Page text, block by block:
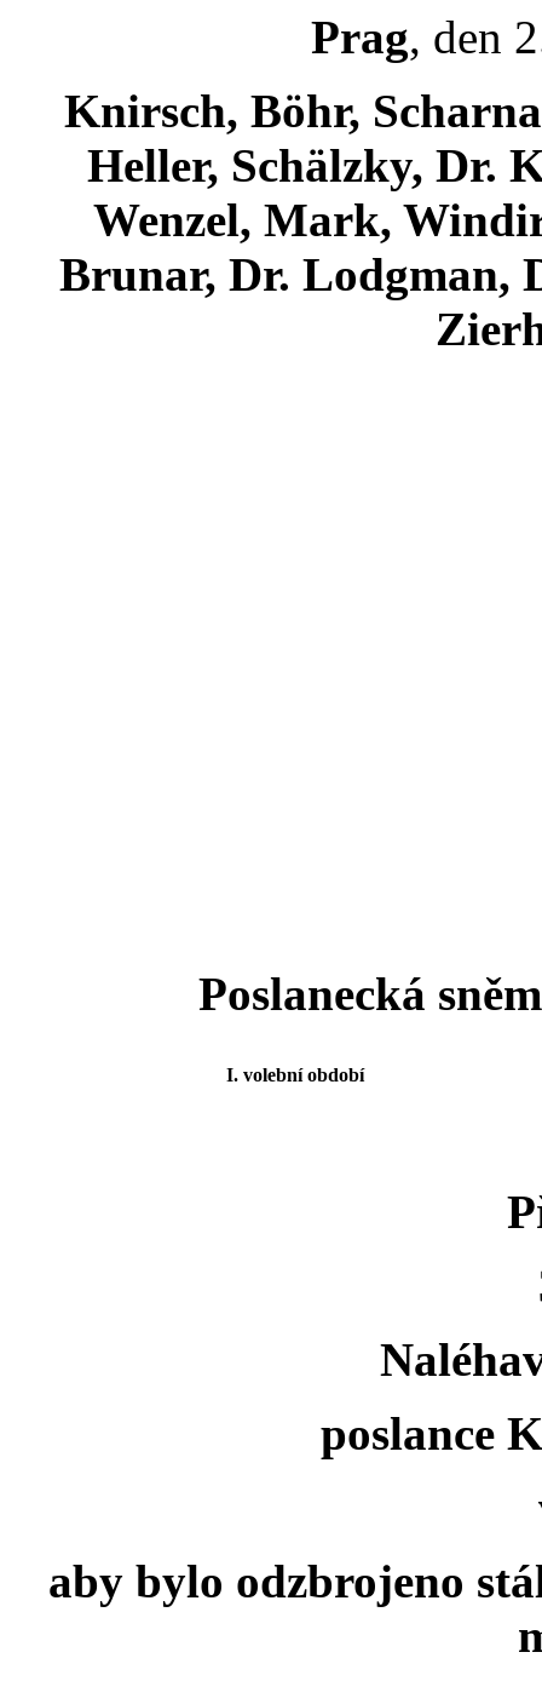
Prag, den
Knirsch, Böhr,
Heller, Schälzky, Dr.
Wenzel, Mark,
Brunar, Dr. Lodgman,
Poslanecká
I. volební období
poslance
aby bylo odzbrojeno